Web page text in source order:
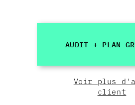
AUDIT + PLAN
Voir plus
client